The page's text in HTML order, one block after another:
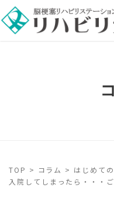
TOP > コラム > はじめて
入院してしまったら・・・